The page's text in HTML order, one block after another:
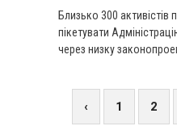
Близько 300 активістів
пікетувати
через низку
‹ 1 2